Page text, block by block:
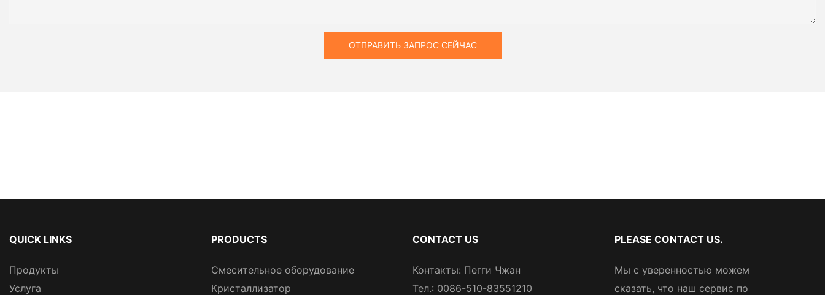
ОТПРАВИТЬ ЗАПРОС СЕЙЧАС
QUICK LINKS
Продукты
Услуга
PRODUCTS
Смесительное оборудование
Кристаллизатор
CONTACT US
Контакты: Пегги Чжан
Тел.: 0086-510-83551210
PLEASE CONTACT US.
Мы с уверенностью можем
сказать, что наш сервис по